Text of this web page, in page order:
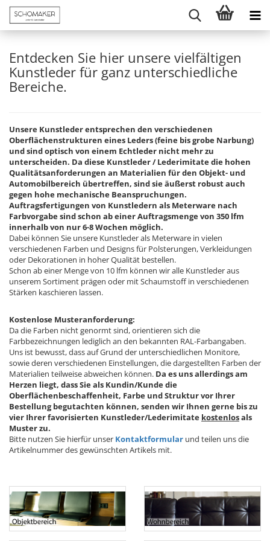
Entdecken Sie hier unsere vielfältigen
Kunstleder für ganz unterschiedliche
Bereiche.
Unsere Kunstleder entsprechen den verschiedenen
Oberflächenstrukturen eines Leders (feine bis grobe Narbung)
und sind optisch von einem Echtleder nicht mehr zu
unterscheiden. Da diese Kunstleder / Lederimitate die hohen
Qualitätsanforderungen an Materialien für den Objekt- und
Automobilbereich übertreffen, sind sie äußerst robust auch
gegen hohe mechanische Beanspruchungen.
Auftragsfertigungen von Kunstledern als Meterware nach
Farbvorgabe sind schon ab einer Auftragsmenge von 350 lfm
innerhalb von nur 6-8 Wochen möglich.
Dabei können Sie unsere Kunstleder als Meterware in vielen
verschiedenen Farben und Designs für Polsterungen, Verkleidungen
oder Dekorationen in hoher Qualität bestellen.
Schon ab einer Menge von 10 lfm können wir alle Kunstleder aus
unserem Sortiment prägen oder mit Schaumstoff in verschiedenen
Stärken kaschieren lassen.
Kostenlose Musteranforderung:
Da die Farben nicht genormt sind, orientieren sich die
Farbbezeichnungen lediglich an den bekannten RAL-Farbangaben.
Uns ist bewusst, dass auf Grund der unterschiedlichen Monitore,
sowie deren verschiedenen Einstellungen, die dargestellten Farben der
Materialien teilweise abweichen können. Da es uns allerdings am
Herzen liegt, dass Sie als Kundin/Kunde die
Oberflächenbeschaffenheit, Farbe und Struktur vor Ihrer
Bestellung begutachten können, senden wir Ihnen gerne bis zu
vier Ihrer favorisierten Kunstleder/Lederimitate kostenlosals
Muster zu.
Bitte nutzen Sie hierfür unser Kontaktformular und teilen uns die
Artikelnummer des gewünschten Artikels mit.